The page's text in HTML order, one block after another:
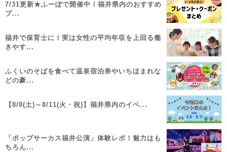
7/31更新★ふーぽで開催中！福井県内のおすすめ
プ...
福井で保育士に！実は女性の平均年収を上回る働
きやす...
ふくいのそばを食べて温泉宿泊券やいちほまれな
どの豪...
【8/8(土)～8/11(火・祝)】福井県内のイベ...
「ポップサーカス福井公演」体験レポ！魅力はも
ちろん...